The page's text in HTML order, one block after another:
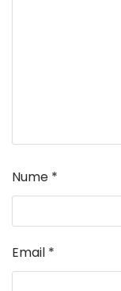
Nume *
Email *